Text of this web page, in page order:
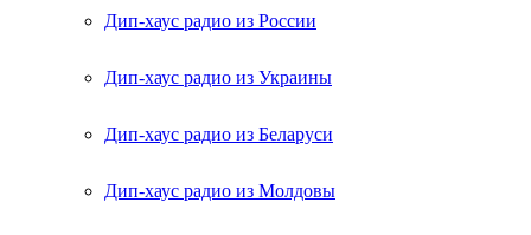
Дип-хаус радио из России
Дип-хаус радио из Украины
Дип-хаус радио из Беларуси
Дип-хаус радио из Молдовы